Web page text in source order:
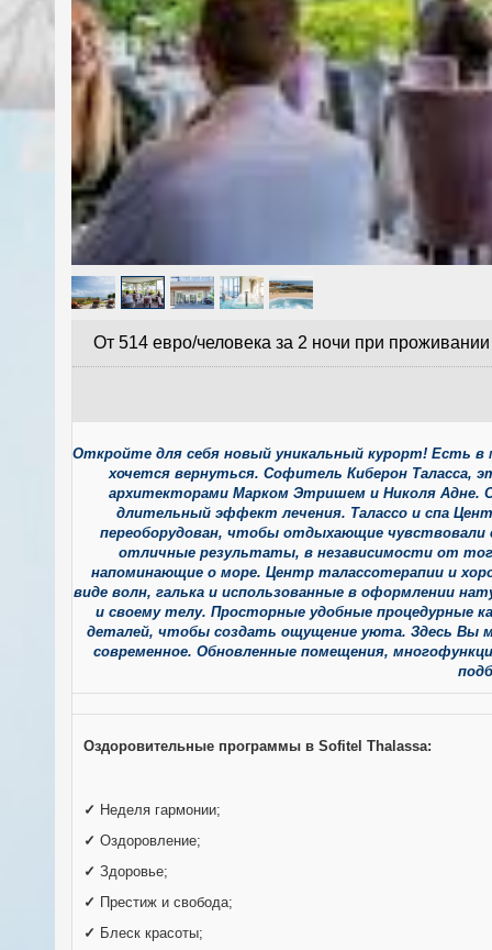
От 514 евро/человека за 2 ночи при
Откройте для себя новый уникальный курорт! Есть
хочется вернуться. Софитель Киберон Таласса,
архитекторами Марком Этришем и Николя Адне.
длительный эффект лечения. Талассо и спа
переоборудован, чтобы отдыхающие чувствовали
отличные результаты, в независимости от
напоминающие о море. Центр талассотерапии и
виде волн, галька и использованные в оформлении
и своему телу. Просторные удобные процедурные
деталей, чтобы создать ощущение уюта. Здесь Вы
современное. Обновленные помещения,
Оздоровительные программы в Sofitel Thalassa:
✓ Неделя гармонии;
✓ Оздоровление;
✓ Здоровье;
✓ Престиж и свобода;
✓ Блеск красоты;